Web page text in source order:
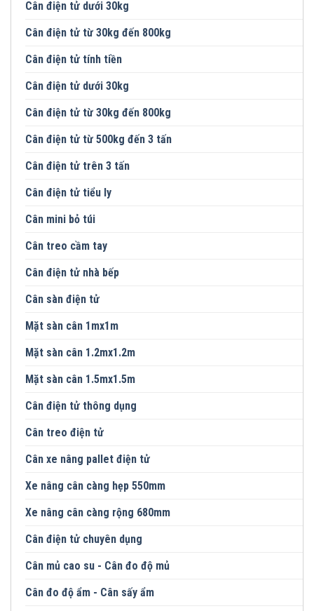
Cân điện tử dưới 30kg
Cân điện tử từ 30kg đến 800kg
Cân điện tử tính tiền
Cân điện tử dưới 30kg
Cân điện tử từ 30kg đến 800kg
Cân điện tử từ 500kg đến 3 tấn
Cân điện tử trên 3 tấn
Cân điện tử tiểu ly
Cân mini bỏ túi
Cân treo cầm tay
Cân điện tử nhà bếp
Cân sàn điện tử
Mặt sàn cân 1mx1m
Mặt sàn cân 1.2mx1.2m
Mặt sàn cân 1.5mx1.5m
Cân điện tử thông dụng
Cân treo điện tử
Cân xe nâng pallet điện tử
Xe nâng cân càng hẹp 550mm
Xe nâng cân càng rộng 680mm
Cân điện tử chuyên dụng
Cân mủ cao su - Cân đo độ mủ
Cân đo độ ẩm - Cân sấy ẩm